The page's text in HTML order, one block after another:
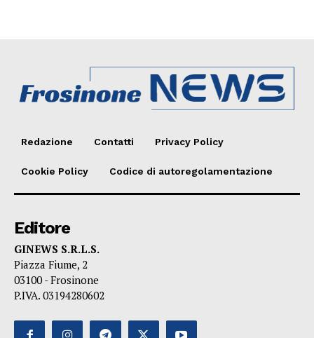
Redazione Contatti Privacy Policy
Cookie Policy Codice di autoregolamentazione
Editore
GINEWS S.R.L.S.
Piazza Fiume, 2
03100 - Frosinone
P.IVA. 03194280602